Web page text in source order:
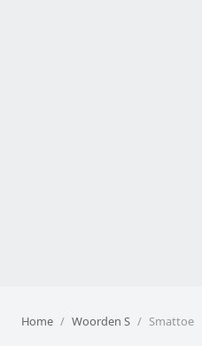
Home Woorden S Smattoe